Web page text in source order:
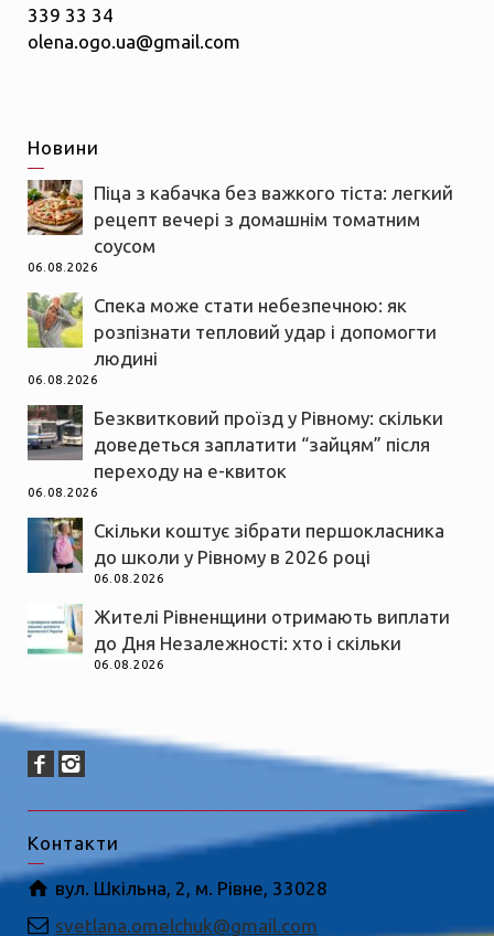
339 33 34
olena.ogo.ua@gmail.com
Новини
Піца з кабачка без важкого тіста: легкий
рецепт вечері з домашнім томатним
соусом
06.08.2026
Спека може стати небезпечною: як
розпізнати тепловий удар і допомогти
людині
06.08.2026
Безквитковий проїзд у Рівному: скільки
доведеться заплатити “зайцям” після
переходу на е-квиток
06.08.2026
Скільки коштує зібрати першокласника
до школи у Рівному в 2026 році
06.08.2026
Жителі Рівненщини отримають виплати
до Дня Незалежності: хто і скільки
06.08.2026
Контакти
вул. Шкільна, 2, м. Рівне, 33028
svetlana.omelchuk@gmail.com